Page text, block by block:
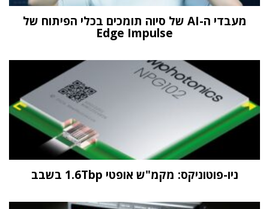
מעבדי ה-AI של סיוה תומכים בכלי הפיתוח של
Edge Impulse
ניו-פוטוניקס: מקמ"ש אופטי 1.6Tbp בשבב